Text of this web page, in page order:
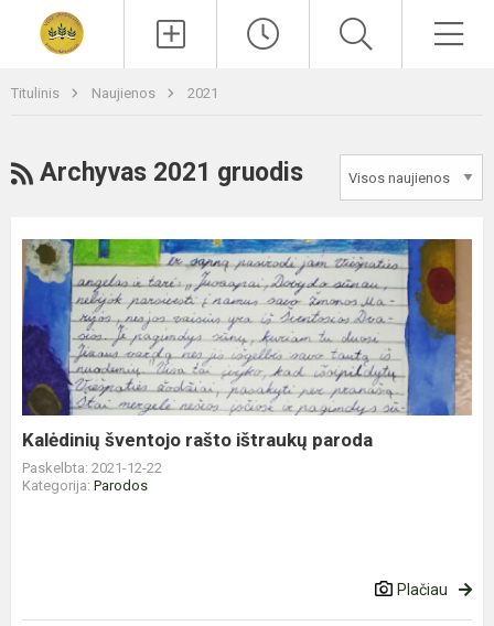
Titulinis Naujienos 2021
RSS
Archyvas 2021 gruodis
Kalėdinių
šventojo
rašto
ištraukų
paroda
Kalėdinių šventojo rašto ištraukų paroda
Paskelbta: 2021-12-22
Kategorija: Parodos
Plačiau